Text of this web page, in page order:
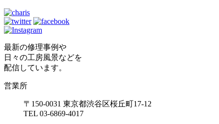
最新の修理事例や
日々の工房風景などを
配信しています。
営業所
〒150-0031 東京都渋谷区桜丘町17-12
TEL 03-6869-4017